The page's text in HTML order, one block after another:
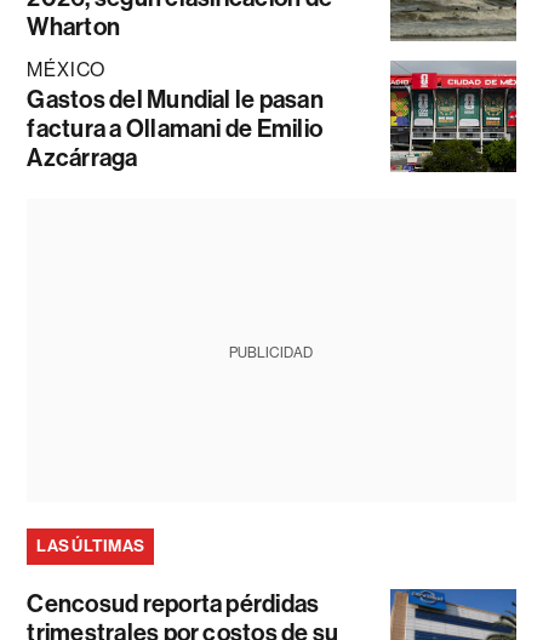
Wharton
MÉXICO
Gastos del Mundial le pasan
factura a Ollamani de Emilio
Azcárraga
PUBLICIDAD
LAS ÚLTIMAS
Cencosud reporta pérdidas
trimestrales por costos de su